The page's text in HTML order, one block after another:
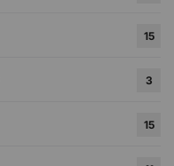
15
3
15